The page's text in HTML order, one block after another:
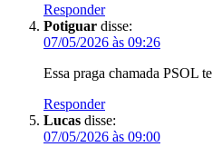
Responder
Potiguar disse:
07/05/2026 às 09:26
Essa praga chamada PSOL
Responder
Lucas disse:
07/05/2026 às 09:00